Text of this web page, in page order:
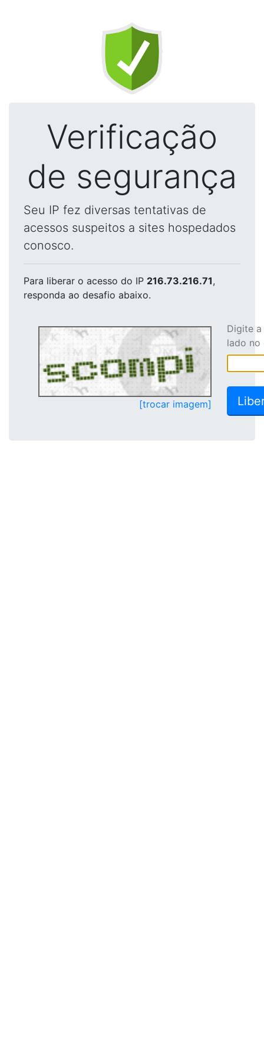
Verificação
de segurança
Seu IP fez diversas tentativas de
acessos suspeitos a sites hospedados
conosco.
Para liberar o acesso do IP 216.73.216.71,
responda ao desafio abaixo.
[trocar imagem]
Digite
lado no